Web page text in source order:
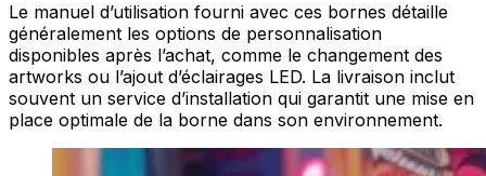
Le manuel d’utilisation fourni avec ces bornes détaille
généralement les options de personnalisation
disponibles après l’achat, comme le changement des
artworks ou l’ajout d’éclairages LED. La livraison inclut
souvent un service d’installation qui garantit une mise en
place optimale de la borne dans son environnement.